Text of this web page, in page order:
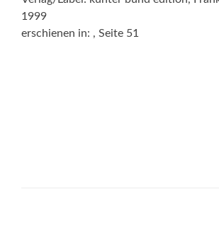
1999
erschienen in: , Seite 51